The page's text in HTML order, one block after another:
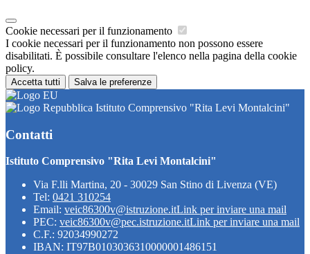
Cookie necessari per il funzionamento
I cookie necessari per il funzionamento non possono essere
disabilitati. È possibile consultare l'elenco nella pagina della cookie
policy.
Accetta tutti Salva le preferenze
Istituto Comprensivo "Rita Levi Montalcini"
Contatti
Istituto Comprensivo "Rita Levi Montalcini"
Via F.lli Martina, 20 - 30029 San Stino di Livenza (VE)
Tel: 0421 310254
Email: veic86300v@istruzione.itLink per inviare una mail
PEC: veic86300v@pec.istruzione.itLink per inviare una mail
C.F.: 92034990272
IBAN: IT97B0103036310000001486151